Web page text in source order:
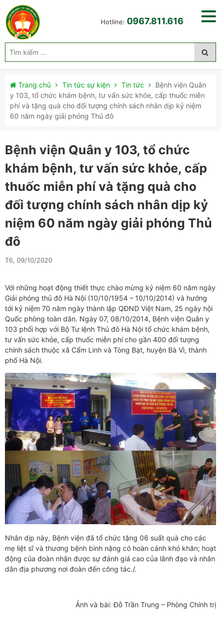
Hotline: 0967.811.616
Trang chủ Tin tức sự kiện Tin tức
Bệnh viện Quân
y 103, tổ chức khám bệnh, tư vấn sức khỏe, cấp thuốc miễn
phí và tặng quà cho đối tượng chính sách nhân dịp kỷ niệm
60 năm ngày giải phóng Thủ đô
Bệnh viện Quân y 103, tổ chức
khám bệnh, tư vấn sức khỏe, cấp
thuốc miễn phí và tặng quà cho
đối tượng chính sách nhân dịp kỷ
niệm 60 năm ngày giải phóng Thủ
đô
T6, 09/10/2020
Với những hoạt động thiết thực chào mừng kỷ niệm 60 năm ngày
Giải phóng thủ đô Hà Nội (10/10/1954 – 10/10/2014) và hướng
tới kỷ niệm 70 năm ngày thành lập QĐND Việt Nam, 25 ngày hội
Quốc phòng toàn dân. Ngày 07, 08/10/2014, Bệnh viện Quân y
103 phối hợp với Bộ Tư lệnh Thủ đô Hà Nội tổ chức khám bệnh,
tư vấn sức khỏe, cấp thuốc miễn phí cho gần 400 đối tượng
chính sách thuộc xã Cẩm Linh và Tòng Bạt, huyện Bà Vì, thành
phố Hà Nội.
Nhân dịp này, Bệnh viện đã tổ chức tặng 06 suất quà cho các
mẹ liệt sĩ và thương bệnh binh nặng có hoàn cảnh khó khăn; hoạt
động của đoàn nhận được sự đánh giá cao của lãnh đạo và nhân
dân địa phương nơi đoàn đến công tác./.
Ảnh và bài: Đỗ Trần Trung – Phòng Chính trị